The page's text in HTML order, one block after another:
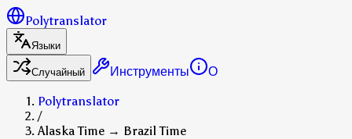
Polytranslator
Языки
Случайный
Инструменты
О
Polytranslator
/
Alaska Time → Brazil Time